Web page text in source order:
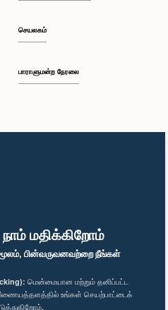
மதிக்கிறோம்
பின்வருவனவற்றை நீங்கள்
மென்மையான மற்றும் தனிப்பட்ட
உங்கள் செயற்பாட்டைக்
செயலகம்
பாராளுமன்ற நேரலை